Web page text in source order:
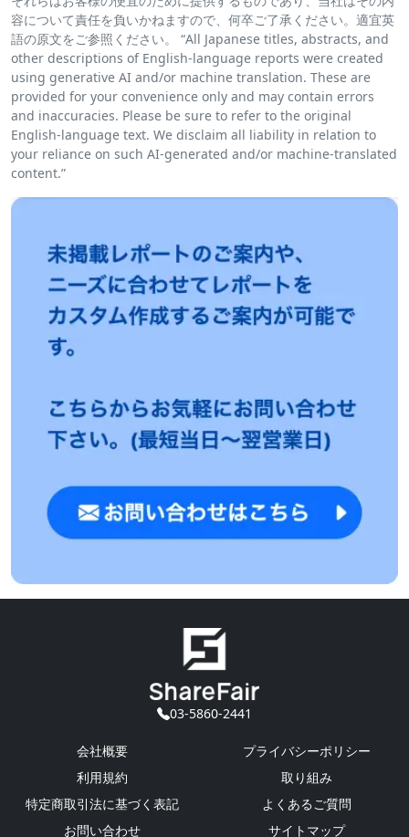
容について責任を負いかねますので、何卒ご了承ください。適宜英
語の原文をご参照ください。 “All Japanese titles, abstracts, and
other descriptions of English-language reports were created
using generative AI and/or machine translation. These are
provided for your convenience only and may contain errors
and inaccuracies. Please be sure to refer to the original
English-language text. We disclaim all liability in relation to
your reliance on such AI-generated and/or machine-translated
content.”
03-5860-2441
会社概要
プライバシーポリシー
利用規約
取り組み
特定商取引法に基づく表記
よくあるご質問
お問い合わせ
サイトマップ